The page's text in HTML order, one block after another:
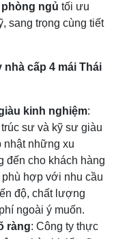
phòng ngủ tối ưu
sang trọng cùng tiết
nhà cấp 4 mái Thái
kinh nghiệm:
sư và kỹ sư giàu
nhật những xu
đến cho khách hàng
hợp với nhu cầu
độ, chất lượng
ngoài ý muốn.
ràng: Công ty thực